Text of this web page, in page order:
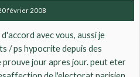
février 2008
avec vous, aussi je
/ ps hypocrite depuis des
prouve jour apres jour. peut eter